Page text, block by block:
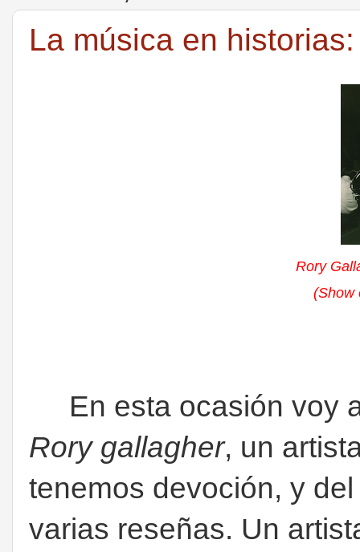
La música en
Rory
(Show
En esta ocasión voy
Rory gallagher, un
tenemos devoción, y
varias reseñas. Un